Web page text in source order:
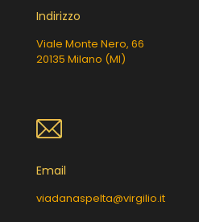
Indirizzo
Viale Monte Nero, 66
20135 Milano (MI)
Email
viadanaspelta@virgilio.it